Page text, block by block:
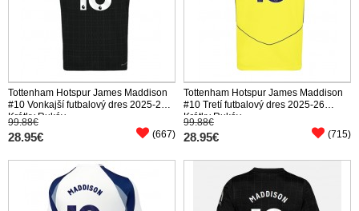
Tottenham Hotspur James Maddison
#10 Vonkajší futbalový dres 2025-26
Krátky Rukáv
99.88€
28.95€ (667)
Tottenham Hotspur James Maddison
#10 Tretí futbalový dres 2025-26
Krátky Rukáv
99.88€
28.95€ (715)